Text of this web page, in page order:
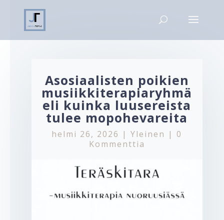
Asosiaalisten poikien
musiikkiterapiaryhmä
eli kuinka luusereista
tulee mopohevareita
helmi 26, 2026 |Yleinen | 0
Kommenttia